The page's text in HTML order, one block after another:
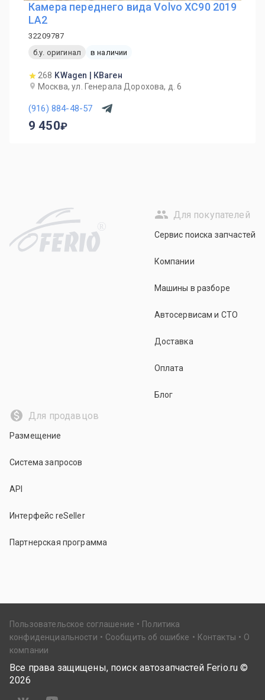
Камера переднего вида Volvo XC90 2019
LA2
32209787
б.у. оригинал
в наличии
268 KWagen | КВаген
Москва, ул. Генерала Дорохова, д. 6
(916) 884-48-57
9 450
R
Для покупателей
Сервис поиска запчастей
Компании
Машины в разборе
Автосервисам и СТО
Доставка
Оплата
Блог
Для продавцов
Размещение
Система запросов
API
Интерфейс reSeller
Партнерская программа
Пользовательское соглашение
Политика
конфиденциальности
Сообщить об ошибке Контакты
О
компании
Все права защищены, поиск автозапчастей Ferio.ru ©
2026